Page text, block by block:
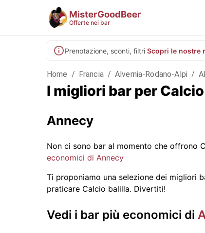
MisterGoodBeer
Offerte nei bar
Prenotazione, sconti, filtri Scopri le nostre
Home / Francia / Alvernia-Rodano-Alpi /
I migliori bar per
Annecy
Non ci sono bar al momento che offrono
economici di Annecy
Ti proponiamo una selezione dei migliori
praticare Calcio balilla. Divertiti!
Vedi i bar più economici di